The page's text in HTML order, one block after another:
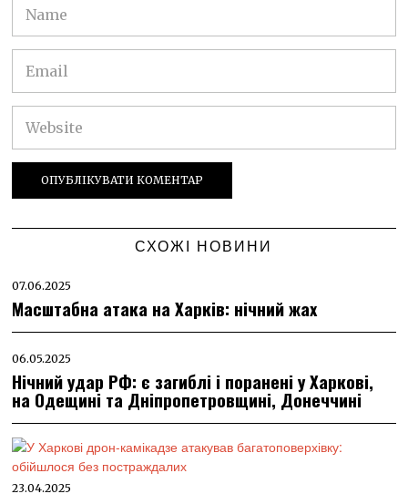
СХОЖІ НОВИНИ
07.06.2025
Масштабна атака на Харків: нічний жах
06.05.2025
Нічний удар РФ: є загиблі і поранені у Харкові,
на Одещині та Дніпропетровщині, Донеччині
23.04.2025